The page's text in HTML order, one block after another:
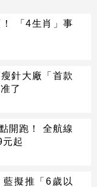
「4生肖」事
針大廠「首款
了
開跑！ 全航線
起
擬推「6歲以